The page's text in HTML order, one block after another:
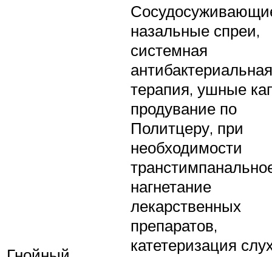
назальные спреи,
системная
антибактериальная
терапия, ушные
продувание по
Политцеру, при
необходимости
нагнетание
лекарственных
препаратов,
катетеризация